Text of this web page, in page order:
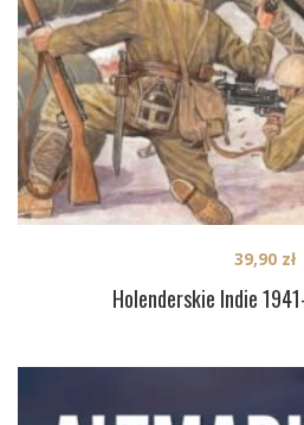
Holenderskie Indie
39,90 zł